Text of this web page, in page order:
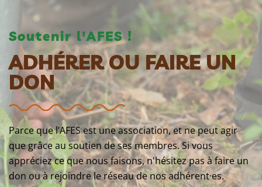
Soutenir l'AFES !
ADHÉRER OU FAIRE UN
DON
Parce que l’AFES est une association, et ne peut agir
que grâce au soutien de ses membres. Si vous
appréciez ce que nous faisons, n'hésitez pas à faire un
don ou à rejoindre le réseau de nos adhérent·es.